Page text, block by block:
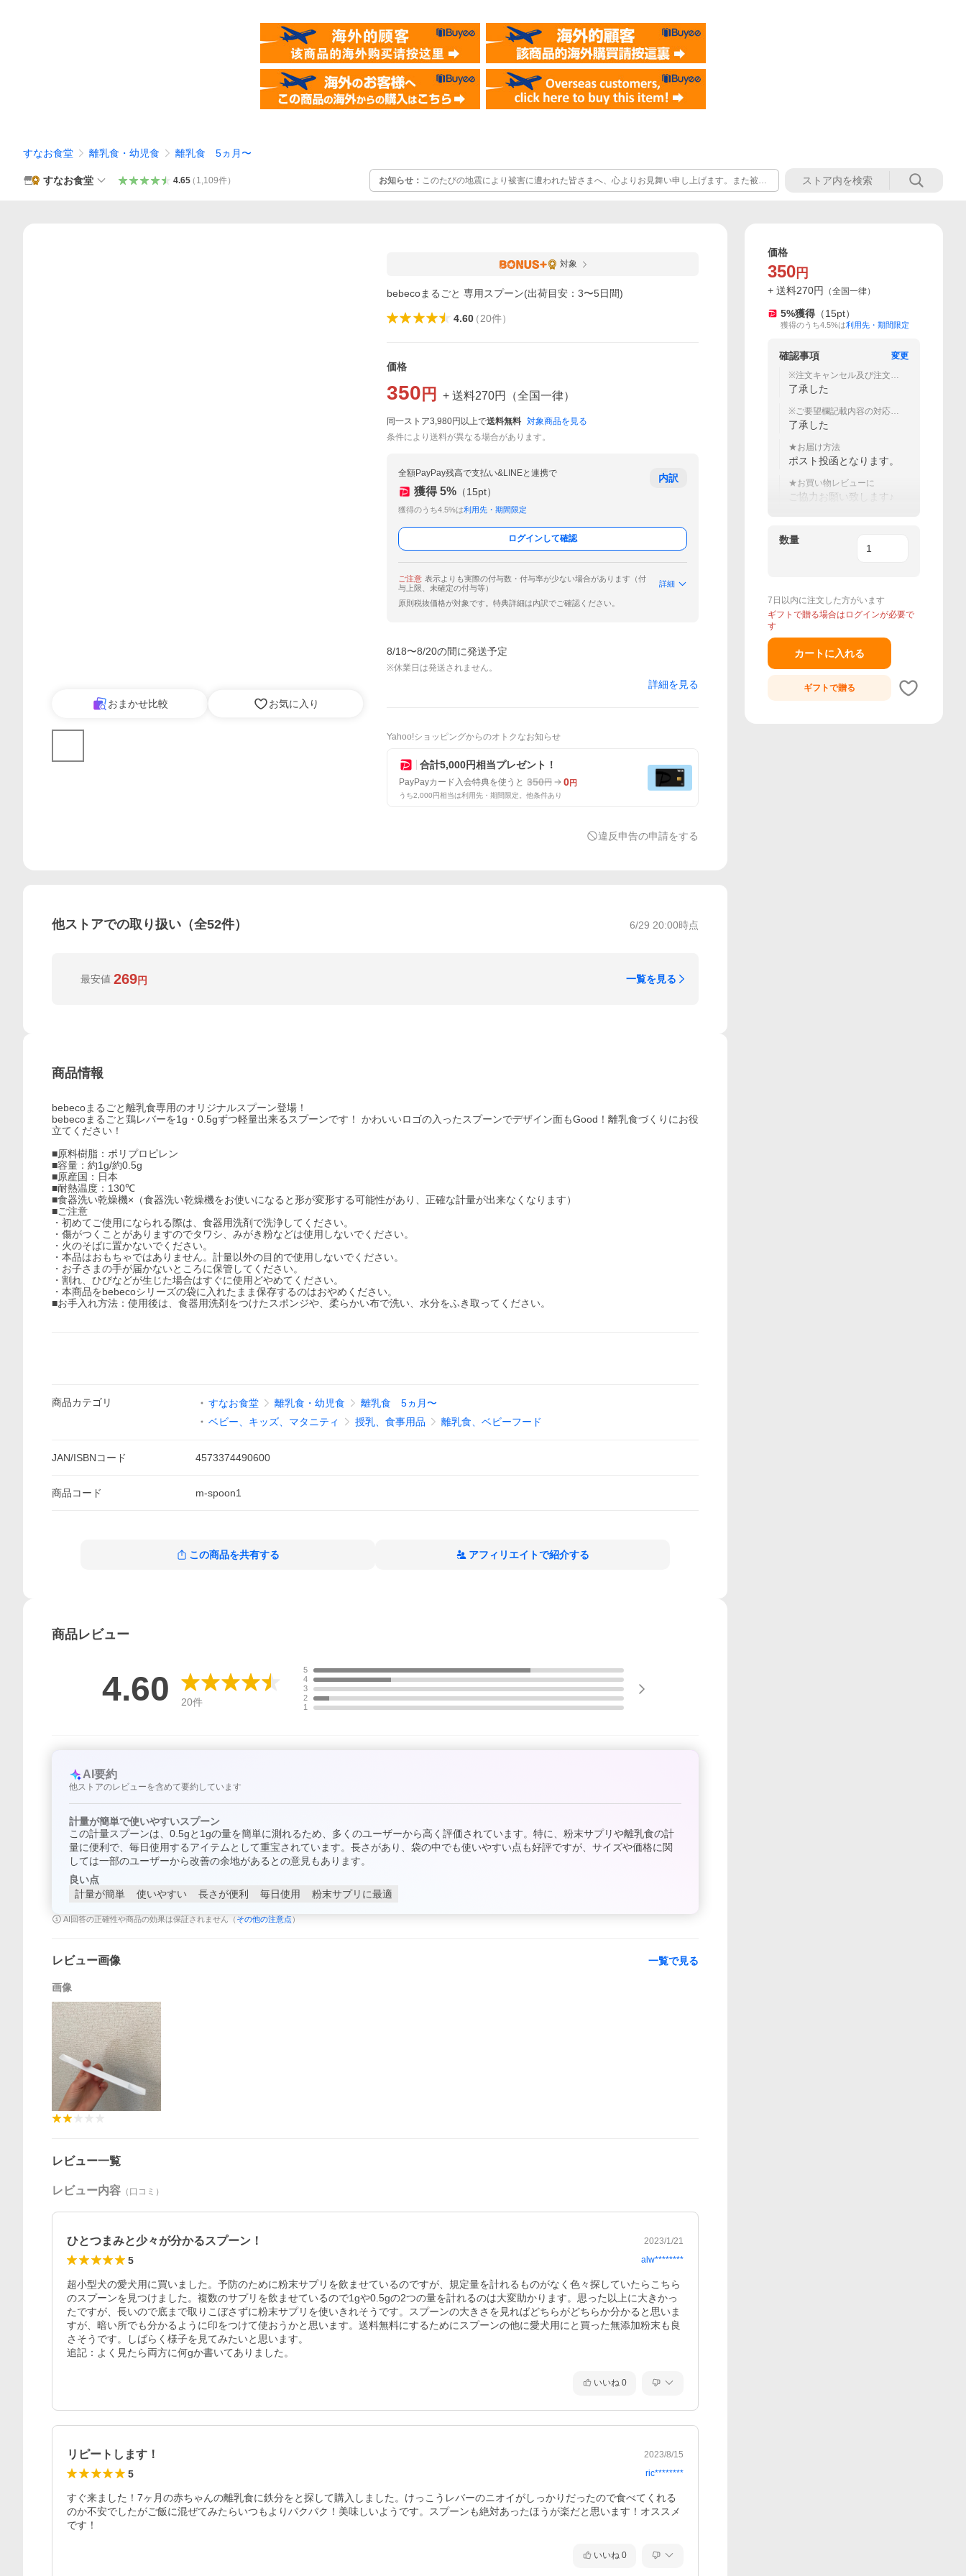
すなお食堂 離乳食・幼児食 離乳食 5ヵ月〜
すなお食堂 4.65（ 1,109件） お知らせ： このたびの地震により被害に遭われた皆さまへ、心よりお見舞い申し上げます。また被災
地域の一日も早い復旧・復興を心よりお祈り申し上げます。現在地震の影響による交通規制や道路状
おまかせ比較 お気に入り
対象
bebecoまるごと 専用スプーン(出荷目安：3〜5日間)
4.60（20件）
価格
350 円 + 送料270円 （全国一律）
同一ストア3,980円以上で送料無料 対象商品を見る
条件により送料が異なる場合があります。
全額PayPay残高で支払い&LINEと連携で
獲得 5% （15pt）
獲得のうち4.5%は利用先・期間限定
内訳
ログインして確認
ご注意 表示よりも実際の付与数・付与率が少ない場合があります（付
与上限、未確定の付与等）
詳細
原則税抜価格が対象です。特典詳細は内訳でご確認ください。
8/18〜8/20の間に発送予定
※休業日は発送されません。
詳細を見る
Yahoo!ショッピングからのオトクなお知らせ
合計5,000円相当プレゼント！
PayPayカード入会特典を使うと 350円 0円
うち2,000円相当は利用先・期間限定。他条件あり
違反申告の申請をする
他ストアでの取り扱い（全52件） 6/29 20:00時点
最安値 269円 一覧を見る
商品情報
bebecoまるごと離乳食専用のオリジナルスプーン登場！
bebecoまるごと鶏レバーを1g・0.5gずつ軽量出来るスプーンです！ かわいいロゴの入ったスプーンでデザイン面もGood！離乳食づくりにお役
立てください！
■原料樹脂：ポリプロピレン
■容量：約1g/約0.5g
■原産国：日本
■耐熱温度：130℃
■食器洗い乾燥機×（食器洗い乾燥機をお使いになると形が変形する可能性があり、正確な計量が出来なくなります）
■ご注意
・初めてご使用になられる際は、食器用洗剤で洗浄してください。
・傷がつくことがありますのでタワシ、みがき粉などは使用しないでください。
・火のそばに置かないでください。
・本品はおもちゃではありません。計量以外の目的で使用しないでください。
・お子さまの手が届かないところに保管してください。
・割れ、ひびなどが生じた場合はすぐに使用どやめてください。
・本商品をbebecoシリーズの袋に入れたまま保存するのはおやめください。
■お手入れ方法：使用後は、食器用洗剤をつけたスポンジや、柔らかい布で洗い、水分をふき取ってください。
商品カテゴリ すなお食堂 離乳食・幼児食
離乳食 5ヵ月〜
ベビー、キッズ、マタニティ
授乳、食事用品 離乳食、ベビーフード
JAN/ISBNコード 4573374490600
商品コード m-spoon1
この商品を共有する アフィリエイトで紹介する
商品レビュー
4.60 20件
5
4
3
2
1
AI要約
他ストアのレビューを含めて要約しています
計量が簡単で使いやすいスプーン
この計量スプーンは、0.5gと1gの量を簡単に測れるため、多くのユーザーから高く評価されています。特に、粉末サプリや離乳食の計
量に便利で、毎日使用するアイテムとして重宝されています。長さがあり、袋の中でも使いやすい点も好評ですが、サイズや価格に関
しては一部のユーザーから改善の余地があるとの意見もあります。
良い点
計量が簡単
使いやすい 長さが便利 毎日使用 粉末サプリに最適
AI回答の正確性や商品の効果は保証されません（ その他の注意点 ）
レビュー画像 一覧で見る
画像
レビュー一覧
レビュー内容 （口コミ）
ひとつまみと少々が分かるスプーン！ 2023/1/21
5 alw********
超小型犬の愛犬用に買いました。予防のために粉末サプリを飲ませているのですが、規定量を計れるものがなく色々探していたらこちら
のスプーンを見つけました。複数のサプリを飲ませているので1gや0.5gの2つの量を計れるのは大変助かります。思った以上に大きかっ
たですが、長いので底まで取りこぼさずに粉末サプリを使いきれそうです。スプーンの大きさを見ればどちらがどちらか分かると思いま
すが、暗い所でも分かるように印をつけて使おうかと思います。送料無料にするためにスプーンの他に愛犬用にと買った無添加粉末も良
さそうです。しばらく様子を見てみたいと思います。
追記：よく見たら両方に何gか書いてありました。
いいね 0
リピートします！ 2023/8/15
5 ric********
すぐ来ました！7ヶ月の赤ちゃんの離乳食に鉄分をと探して購入しました。けっこうレバーのニオイがしっかりだったので食べてくれる
のか不安でしたがご飯に混ぜてみたらいつもよりパクパク！美味しいようです。スプーンも絶対あったほうが楽だと思います！オススメ
です！
いいね 0
価格
350 円
+ 送料270円 （全国一律）
5%獲得 （15pt）
獲得のうち4.5%は利用先・期間限定
確認事項
変更
※注文キャンセル及び注文内
容の変更不可
了承した
※ご要望欄記載内容の対応不
可
了承した
★お届け方法
ポスト投函となります。
★お買い物レビューに
ご協力お願い致します♪
数量
7日以内に注文した方がいます
ギフトで贈る場合はログインが必要で
す
カートに入れる
ギフトで贈る